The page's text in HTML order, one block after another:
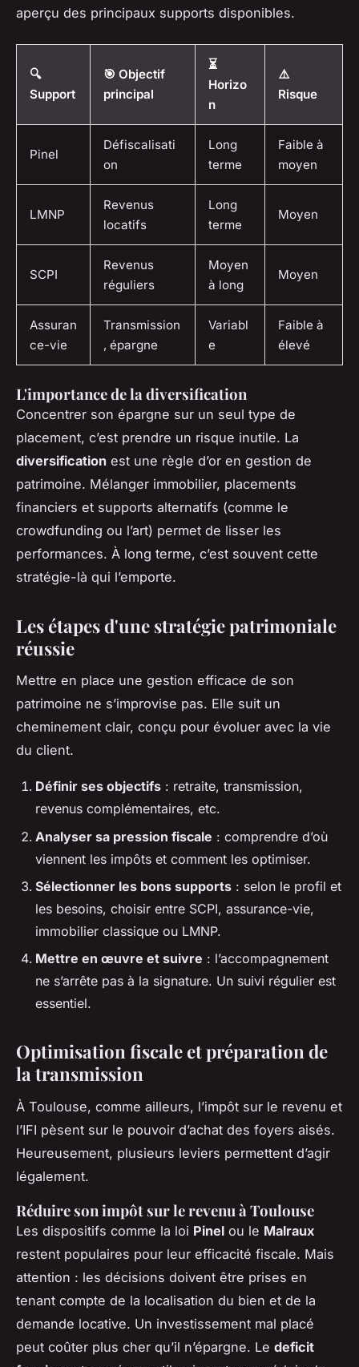
aperçu des principaux supports disponibles.
🔍
Support
🎯 Objectif
principal
⏳
Horizo
n
⚠️
Risque
Pinel
Défiscalisati
on
Long
terme
Faible à
moyen
LMNP
Revenus
locatifs
Long
terme
Moyen
SCPI
Revenus
réguliers
Moyen
à long
Moyen
Assuran
ce-vie
Transmission
, épargne
Variabl
e
Faible à
élevé
L'importance de la diversification
Concentrer son épargne sur un seul type de
placement, c’est prendre un risque inutile. La
diversification est une règle d’or en gestion de
patrimoine. Mélanger immobilier, placements
financiers et supports alternatifs (comme le
crowdfunding ou l’art) permet de lisser les
performances. À long terme, c’est souvent cette
stratégie-là qui l’emporte.
Les étapes d'une stratégie patrimoniale
réussie
Mettre en place une gestion efficace de son
patrimoine ne s’improvise pas. Elle suit un
cheminement clair, conçu pour évoluer avec la vie
du client.
Définir ses objectifs : retraite, transmission,
revenus complémentaires, etc.
Analyser sa pression fiscale : comprendre d’où
viennent les impôts et comment les optimiser.
Sélectionner les bons supports : selon le profil et
les besoins, choisir entre SCPI, assurance-vie,
immobilier classique ou LMNP.
Mettre en œuvre et suivre : l’accompagnement
ne s’arrête pas à la signature. Un suivi régulier est
essentiel.
Optimisation fiscale et préparation de
la transmission
À Toulouse, comme ailleurs, l’impôt sur le revenu et
l’IFI pèsent sur le pouvoir d’achat des foyers aisés.
Heureusement, plusieurs leviers permettent d’agir
légalement.
Réduire son impôt sur le revenu à Toulouse
Les dispositifs comme la loi Pinel ou le Malraux
restent populaires pour leur efficacité fiscale. Mais
attention : les décisions doivent être prises en
tenant compte de la localisation du bien et de la
demande locative. Un investissement mal placé
peut coûter plus cher qu’il n’épargne. Le deficit